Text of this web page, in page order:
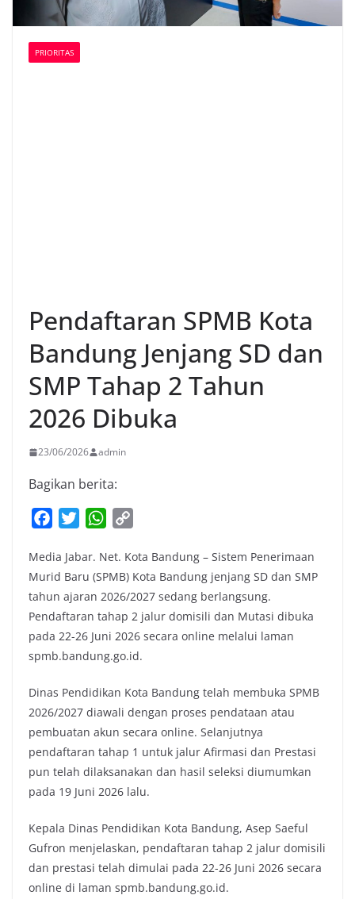
PRIORITAS
Pendaftaran SPMB Kota
Bandung Jenjang SD dan
SMP Tahap 2 Tahun
2026 Dibuka
23/06/2026 admin
Bagikan berita:
c
e
b
o
o
k
i
t
t
e
r
W
a
t
s
A
p
p
p
y
L
i
n
k
Media Jabar. Net. Kota Bandung – Sistem Penerimaan
Murid Baru (SPMB) Kota Bandung jenjang SD dan SMP
tahun ajaran 2026/2027 sedang berlangsung.
Pendaftaran tahap 2 jalur domisili dan Mutasi dibuka
pada 22-26 Juni 2026 secara online melalui laman
spmb.bandung.go.id.
Dinas Pendidikan Kota Bandung telah membuka SPMB
2026/2027 diawali dengan proses pendataan atau
pembuatan akun secara online. Selanjutnya
pendaftaran tahap 1 untuk jalur Afirmasi dan Prestasi
pun telah dilaksanakan dan hasil seleksi diumumkan
pada 19 Juni 2026 lalu.
Kepala Dinas Pendidikan Kota Bandung, Asep Saeful
Gufron menjelaskan, pendaftaran tahap 2 jalur domisili
dan prestasi telah dimulai pada 22-26 Juni 2026 secara
online di laman spmb.bandung.go.id.